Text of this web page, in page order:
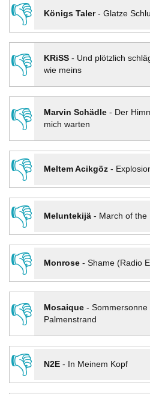
👎
Königs Taler- Glatze
👎
KRiSS- Und plötzlich
wie meins
👎 Marvin Schädle- Der
mich warten
👎
Meltem Acikgöz-
👎
Meluntekijä- March of the
👎
Monrose- Shame (Radio
👎
Mosaique- Sommersonne
Palmenstrand
👎
N2E- In Meinem Kopf